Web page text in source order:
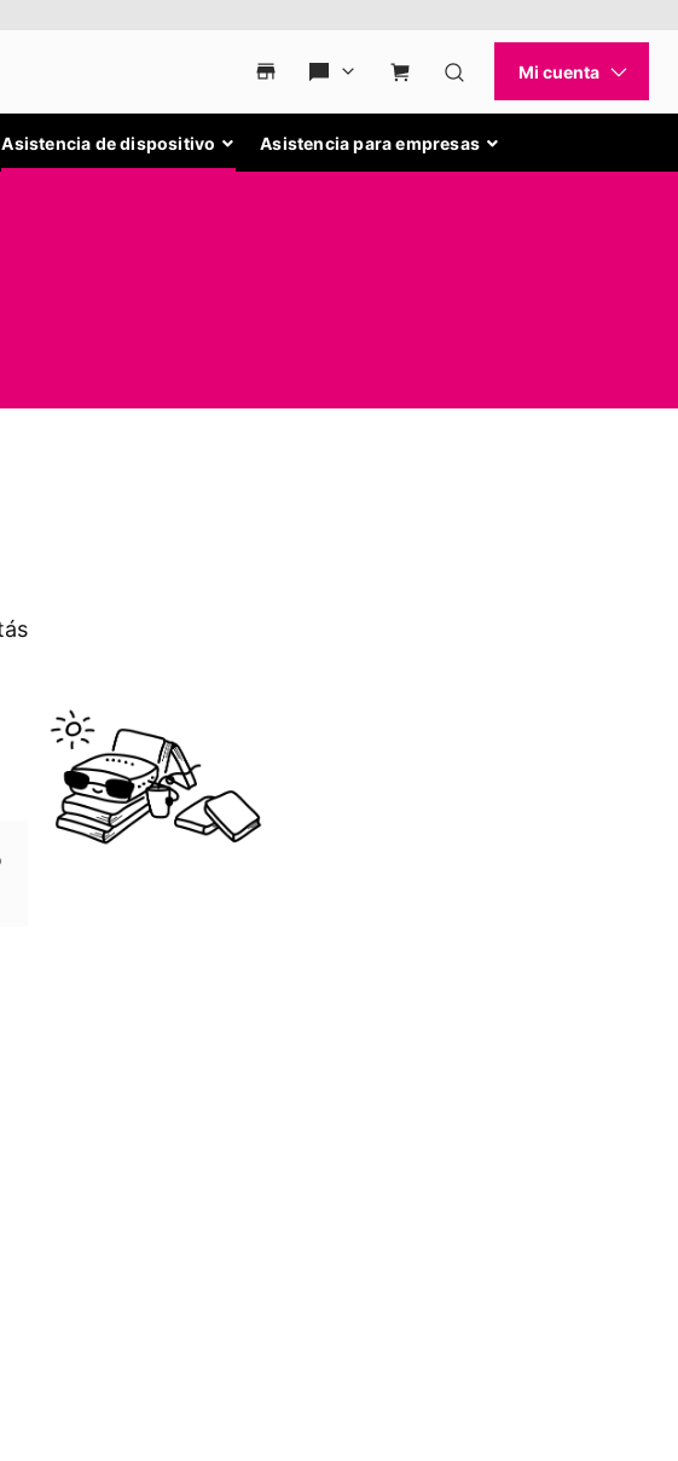
Asistencia de dispositivo Asistencia para empresas